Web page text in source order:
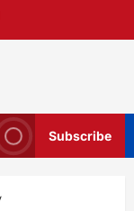
Subscribe